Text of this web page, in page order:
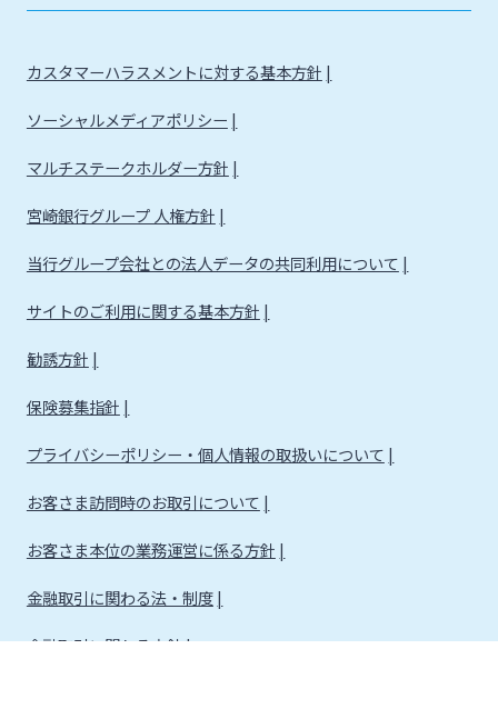
カスタマーハラスメントに対する基本方針
ソーシャルメディアポリシー
マルチステークホルダー方針
宮崎銀行グループ 人権方針
当行グループ会社との法人データの共同利用について
サイトのご利用に関する基本方針
勧誘方針
保険募集指針
プライバシーポリシー・個人情報の取扱いについて
お客さま訪問時のお取引について
お客さま本位の業務運営に係る方針
金融取引に関わる法・制度
金融取引に関わる方針